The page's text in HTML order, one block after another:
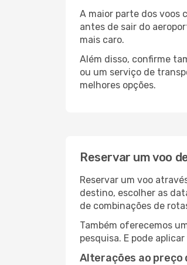
A maior parte dos voos
antes de sair do
mais caro.
Além disso, confirme
ou um serviço de
melhores opções.
Reservar um voo
Reservar um voo
destino, escolher as
de combinações de
Também oferecemos
pesquisa. E pode
Alterações ao preço